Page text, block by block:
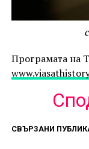
Програмата на
СВЪРЗАНИ